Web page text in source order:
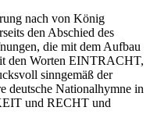
nach von König
den Abschied des
die mit dem Aufbau
den Worten EINTRACHT,
sinngemäß der
deutsche Nationalhymne in
und RECHT und